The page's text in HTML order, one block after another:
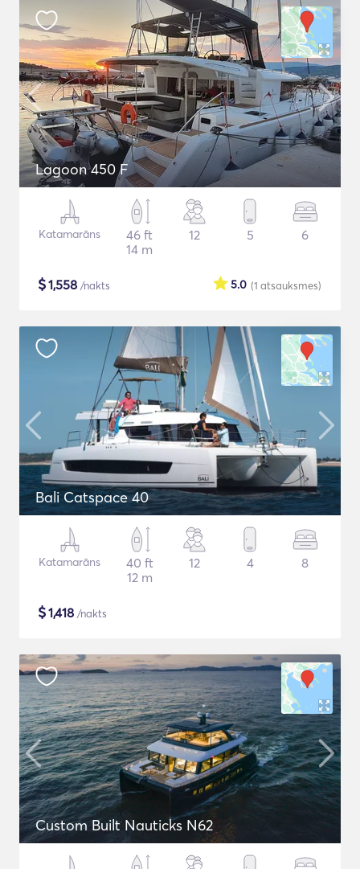
Lagoon 450 F
Katamarāns
46 ft
14 m
12 5 6
$1,558 /nakts (1 atsauksmes)
5.0
Bali Catspace 40
Katamarāns
40 ft
12 m
12 4 8
$1,418 /nakts
Custom Built Nauticks N62